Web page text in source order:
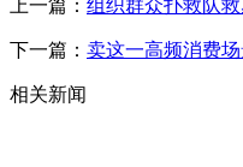
上一篇： 组织群众扑救队
下一篇： 卖这一高频消费
相关新闻